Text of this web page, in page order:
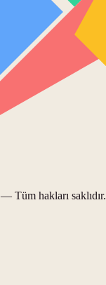
— Tüm hakları saklıdır.